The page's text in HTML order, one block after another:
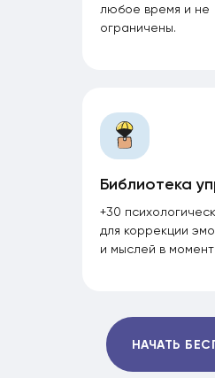
любое время и не
ограничены.
НАЧАТЬ
Библиотека
+30
для коррекции
и мыслей в